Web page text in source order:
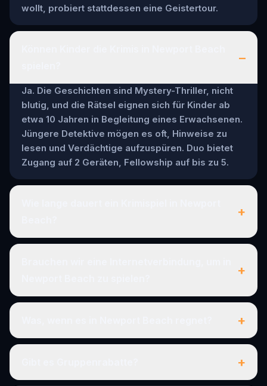
wollt, probiert stattdessen eine Geistertour.
–
Ja. Die Geschichten sind Mystery-Thriller, nicht
blutig, und die Rätsel eignen sich für Kinder ab
etwa 10 Jahren in Begleitung eines Erwachsenen.
Jüngere Detektive mögen es oft, Hinweise zu
lesen und Verdächtige aufzuspüren. Duo bietet
Zugang auf 2 Geräten, Fellowship auf bis zu 5.
+
+
+
+